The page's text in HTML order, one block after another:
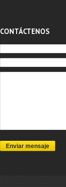
CONTÁCTENOS
Enviar mensaje